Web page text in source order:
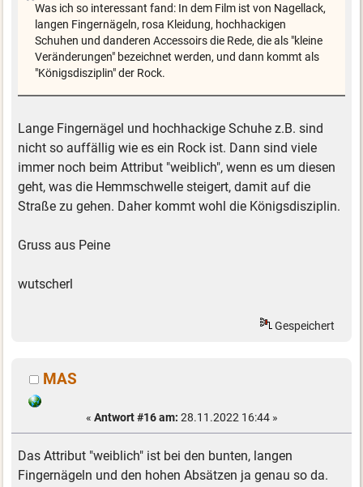
Was ich so interessant fand: In dem Film ist von Nagellack,
langen Fingernägeln, rosa Kleidung, hochhackigen
Schuhen und danderen Accessoirs die Rede, die als "kleine
Veränderungen" bezeichnet werden, und dann kommt als
"Königsdisziplin" der Rock.
Lange Fingernägel und hochhackige Schuhe z.B. sind
nicht so auffällig wie es ein Rock ist. Dann sind viele
immer noch beim Attribut "weiblich", wenn es um diesen
geht, was die Hemmschwelle steigert, damit auf die
Straße zu gehen. Daher kommt wohl die Königsdisziplin.
Gruss aus Peine
wutscherl
Gespeichert
MAS
« Antwort #16 am: 28.11.2022 16:44 »
Das Attribut "weiblich" ist bei den bunten, langen
Fingernägeln und den hohen Absätzen ja genau so da.